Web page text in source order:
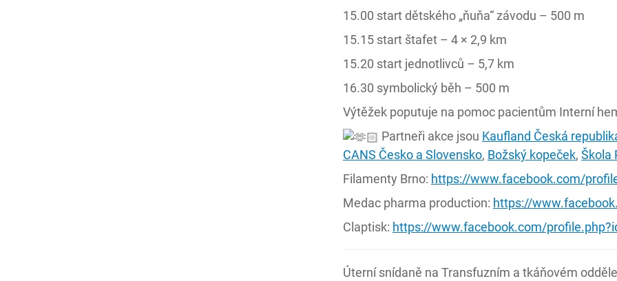
15.00 start dětského „ňuňa“ závodu – 500 m
15.15 start štafet – 4 × 2,9 km
15.20 start jednotlivců – 5,7 km
16.30 symbolický běh – 500 m
Výtěžek poputuje na pomoc pacientům Interní
Partneři akce jsou Kaufland Česká
CANS Česko a Slovensko, Božský kopeček, Škola
Filamenty Brno: https://www.facebook.com/
Medac pharma production: https://
Claptisk: https://www.facebook.com/
Úterní snídaně na Transfuzním a tkáňovém